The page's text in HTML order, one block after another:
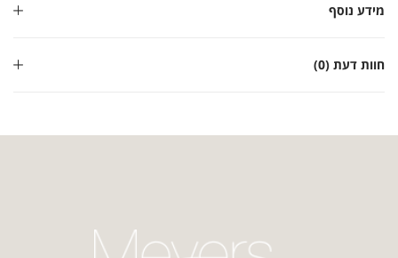
מידע נוסף
חוות דעת (0)